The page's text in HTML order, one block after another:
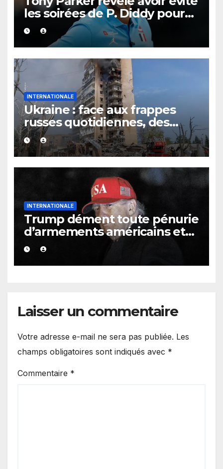
les soirées de P. Diddy pour
protéger Eva Longoria
INTERNATIONALE
Ukraine : face aux frappes
russes quotidiennes, des
évacuations ordonnées à
Kramatorsk
INTERNATIONALE
Trump dément toute pénurie
d’armements américains et
s’en prend aux médias
Laisser un commentaire
Votre adresse e-mail ne sera pas publiée. Les
champs obligatoires sont indiqués avec *
Commentaire *